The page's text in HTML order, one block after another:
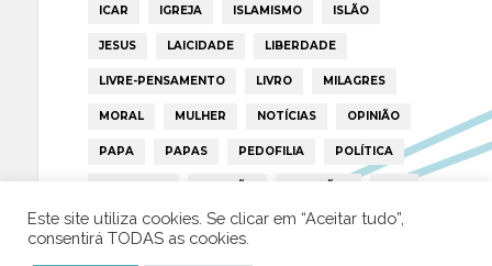
ICAR IGREJA ISLAMISMO ISLÃO
JESUS LAICIDADE LIBERDADE
LIVRE-PENSAMENTO LIVRO MILAGRES
MORAL MULHER NOTÍCIAS OPINIÃO
PAPA PAPAS PEDOFILIA POLÍTICA
PORTUGAL RELIGIÃO RELIGIÕES RTP
TRUMP VATICANO
Este site utiliza cookies. Se clicar em “Aceitar tudo”,
consentirá TODAS as cookies.